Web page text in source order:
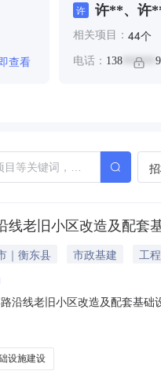
查看
许 许**、许
相关项目： 44个
电话： 138******
线老旧小区改造及配套
｜衡东县 市政基建
工程
沿线老旧小区改造及配套基
监控系统105套；
设施建设